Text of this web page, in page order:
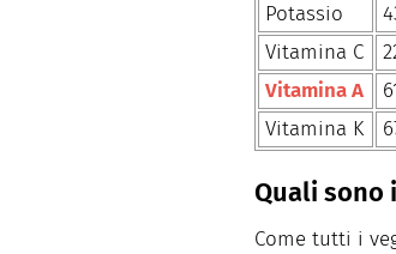
Potassio
Vitamina C
Vitamina A
Vitamina K
Quali sono
Come tutti i